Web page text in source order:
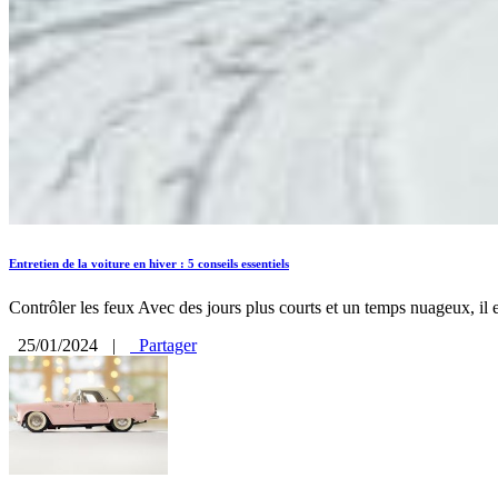
Entretien de la voiture en hiver : 5 conseils essentiels
Contrôler les feux Avec des jours plus courts et un temps nuageux, il
25/01/2024
| Partager